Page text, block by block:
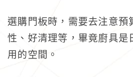
選購門板時，需要去注意預
性、好清理等，畢竟廚具是
用的空間。